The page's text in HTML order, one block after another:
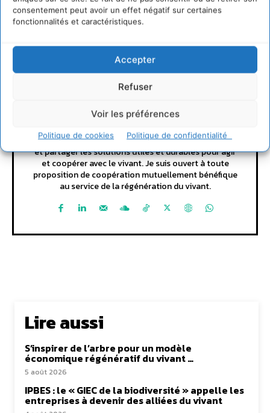
consentement peut avoir un effet négatif sur certaines
fonctionnalités et caractéristiques.
Accepter
Refuser
Voir les préférences
Politique de cookies Politique de confidentialité
Cyrille Souche
https://cdurable.info
Directeur de la Publication Cdurable.info qui a eu 20
ans en 2025 ... L'occasion de supprimer la publicité et
d'un nouveau départ vers un webmedia participatif
d'intérêt général, avec pour raison d'être de recenser
et partager les solutions utiles et durables pour agir
et coopérer avec le vivant. Je suis ouvert à toute
proposition de coopération mutuellement bénéfique
au service de la régénération du vivant.
Lire aussi
S’inspirer de l’arbre pour un modèle
économique régénératif du vivant …
5 août 2026
IPBES : le « GIEC de la biodiversité » appelle les
entreprises à devenir des alliées du vivant